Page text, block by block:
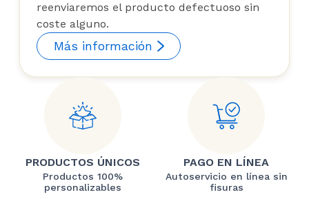
reenviaremos el producto defectuoso sin
coste alguno.
Más información
PRODUCTOS ÚNICOS
Productos 100%
personalizables
PAGO EN LÍNEA
Autoservicio en línea sin
fisuras